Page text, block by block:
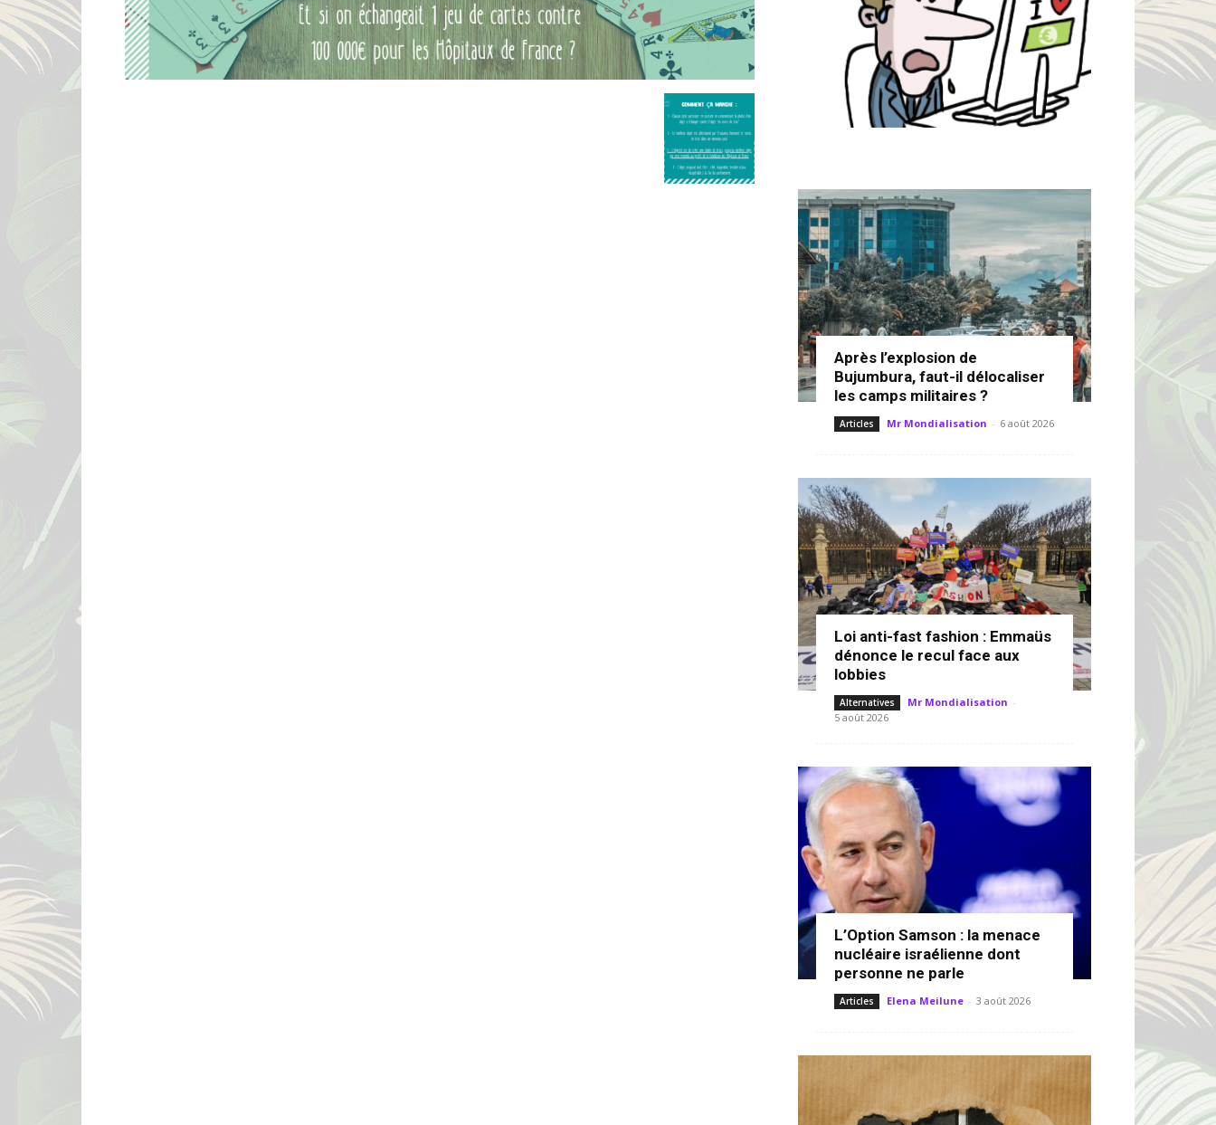
Après l’explosion de
Bujumbura, faut-il délocaliser
les camps militaires ?
Articles Mr Mondialisation - 6 août 2026
Loi anti-fast fashion : Emmaüs
dénonce le recul face aux
lobbies
Alternatives Mr Mondialisation -
5 août 2026
L’Option Samson : la menace
nucléaire israélienne dont
personne ne parle
Articles Elena Meilune - 3 août 2026